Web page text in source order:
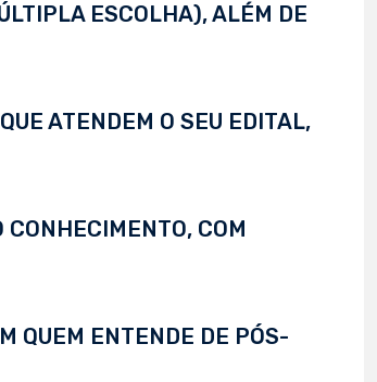
ESCOLHA), ALÉM DE
ATENDEM O SEU EDITAL,
COM
QUEM ENTENDE DE PÓS-